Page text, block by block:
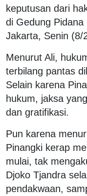
keputusan dari
di Gedung
Jakarta, Senin (8/
Menurut Ali,
terbilang pantas
Selain karena
hukum, jaksa
dan gratifikasi.
Pun karena
Pinangki kerap
mulai, tak
Djoko Tjandra
pendakwaan,